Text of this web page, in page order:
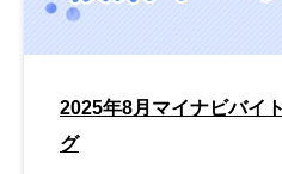
2025年8月マイナビバイ
グ